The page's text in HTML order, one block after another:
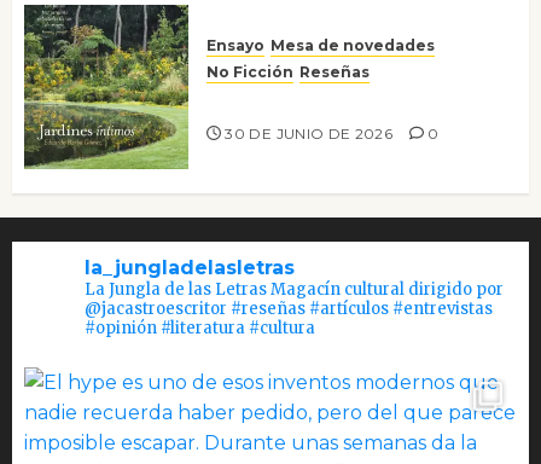
Ensayo Mesa de novedades
No Ficción Reseñas
30 DE JUNIO DE 2026 0
la_jungladelasletras
La Jungla de las Letras Magacín cultural dirigido por
@jacastroescritor #reseñas #artículos #entrevistas
#opinión #literatura #cultura